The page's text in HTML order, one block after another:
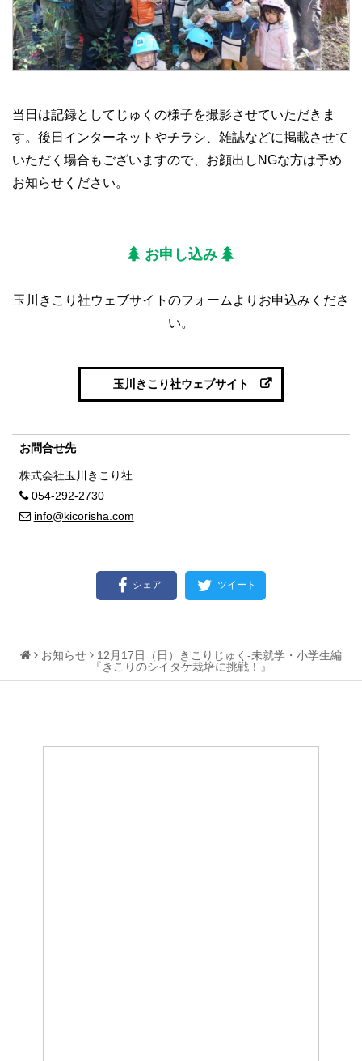
当日は記録としてじゅくの様子を撮影させていただきま
す。後日インターネットやチラシ、雑誌などに掲載させて
いただく場合もございますので、お顔出しNGな方は予め
お知らせください。
お申し込み
玉川きこり社ウェブサイトのフォームよりお申込みくださ
い。
玉川きこり社ウェブサイト
お問合せ先
株式会社玉川きこり社
054-292-2730
info@kicorisha.com
シェア ツイート
お知らせ
12月17日（日）きこりじゅく-未就学・小学生編
『きこりのシイタケ栽培に挑戦！』